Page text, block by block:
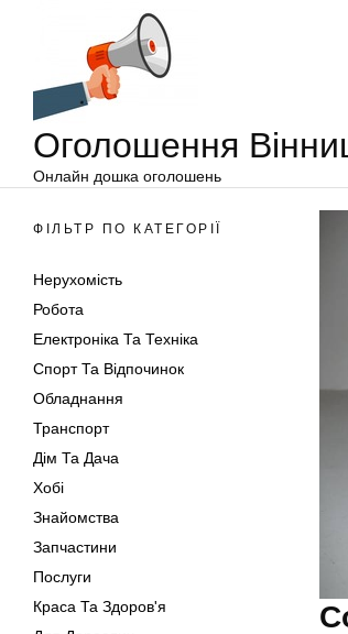
Оголошення
Онлайн дошка оголошень
ФІЛЬТР ПО КАТЕГОРІЇ
Нерухомість
Робота
Електроніка Та Техніка
Спорт Та Відпочинок
Обладнання
Транспорт
Дім Та Дача
Хобі
Знайомства
Запчастини
Послуги
Краса Та Здоров'я